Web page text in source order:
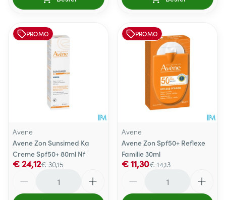
PROMO
Avene
Avene Zon Sunsimed Ka
Creme Spf50+ 80ml Nf
€ 30,15
€ 24,12
PROMO
Avene
Avene Zon Spf50+ Reflexe
Familie 30ml
€ 14,13
€ 11,30